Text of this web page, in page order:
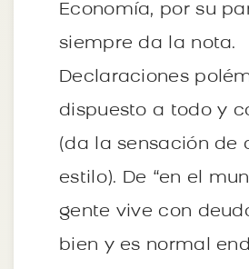
Economía, por su
siempre da la nota.
Declaraciones
dispuesto a todo y
(da la sensación de
estilo). De “en el
gente vive con
bien y es normal